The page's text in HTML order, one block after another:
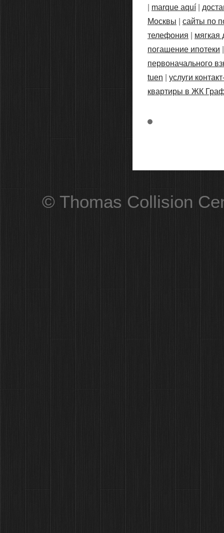
marque aquí
Москвы
сайты по
телефония
мягкая
погашение ипотеки
первоначального
tuen
услуги
квартиры в ЖК
© Thomas Collision